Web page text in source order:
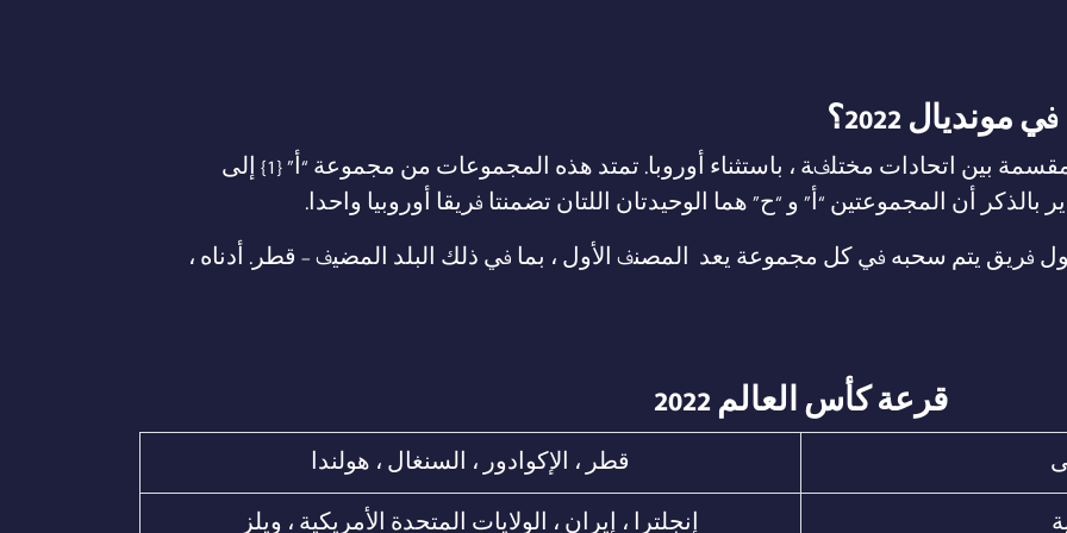
2022؟
يتكون مونديال قطر 2022 من 8 مجموعات مقسمة بين اتحادات مختلفة ، باستثناء أوروبا. تمتد هذه المجموعات من مجموعة “أ” {1} إلى
فريق يتم سحبه في كل مجموعة يعد المصنف الأول ، بما في ذلك البلد المضيف – قطر. أدناه ،
قرعة كأس العالم 2022
قطر ، الإكوادور ، السنغال ، هولندا
إنجلترا ، إيران ، الولايات المتحدة الأمريكية ، ويلز